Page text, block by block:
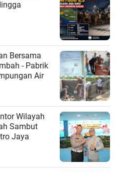
Bersama
- Pabrik
Air
Wilayah
Sambut
Jaya